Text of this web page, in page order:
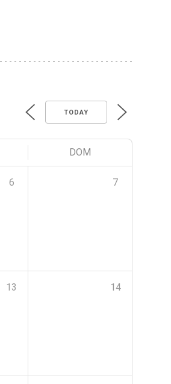
TODAY
DOM
6 7
13 14